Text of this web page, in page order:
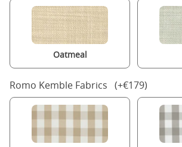
Oatmeal
Romo Kemble Fabrics (+€179)